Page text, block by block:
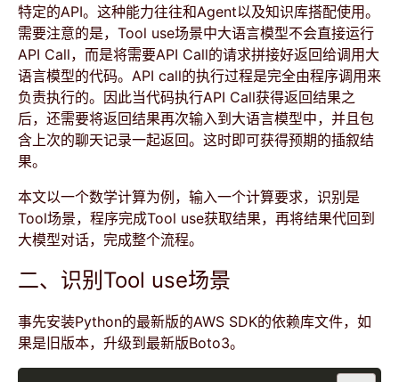
特定的API。这种能力往往和Agent以及知识库搭配使用。
需要注意的是，Tool use场景中大语言模型不会直接运行
API Call，而是将需要API Call的请求拼接好返回给调用大
语言模型的代码。API call的执行过程是完全由程序调用来
负责执行的。因此当代码执行API Call获得返回结果之
后，还需要将返回结果再次输入到大语言模型中，并且包
含上次的聊天记录一起返回。这时即可获得预期的插叙结
果。
本文以一个数学计算为例，输入一个计算要求，识别是
Tool场景，程序完成Tool use获取结果，再将结果代回到
大模型对话，完成整个流程。
二、识别Tool use场景
事先安装Python的最新版的AWS SDK的依赖库文件，如
果是旧版本，升级到最新版Boto3。